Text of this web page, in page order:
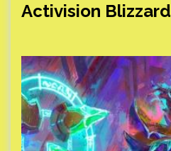
Activision Blizzard